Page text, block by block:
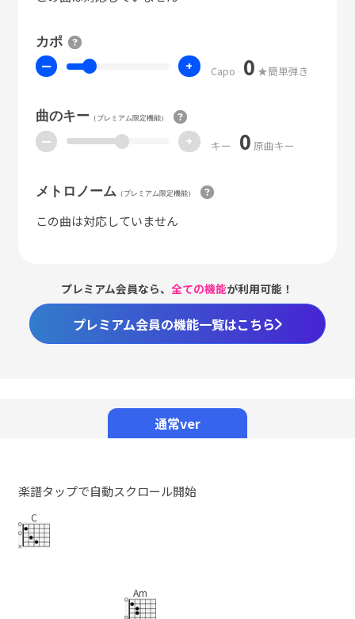
カポ
ー + Capo 0 ★簡単弾き
曲のキー（プレミアム限定機能）
ー + キー 0 原曲キー
メトロノーム （プレミアム限定機能）
この曲は対応していません
プレミアム会員なら、全ての機能が利用可能！
プレミアム会員の機能一覧はこちら
通常ver
楽譜タップで自動スクロール開始
C
Am